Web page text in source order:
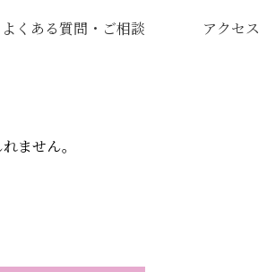
よくある質問・ご相談 アクセス
ません。